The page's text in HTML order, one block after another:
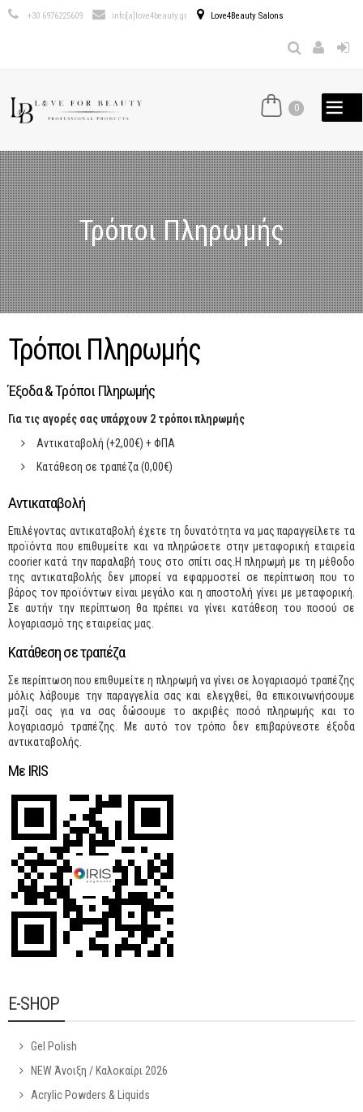
προς το
+30 6976225609 info[a]love4beauty.gr Love4Beauty Salons
0
Τρόποι Πληρωμής
Τρόποι Πληρωμής
Έξοδα & Τρόποι Πληρωμής
Για τις αγορές σας υπάρχουν 2 τρόποι πληρωμής
Αντικαταβολή (+2,00€) + ΦΠΑ
Κατάθεση σε τραπέζα (0,00€)
Αντικαταβολή
Επιλέγοντας αντικαταβολή έχετε τη δυνατότητα να μας παραγγείλετε τα
προϊόντα που επιθυμείτε και να πληρώσετε στην μεταφορική εταιρεία
coorier κατά την παραλαβή τους στο σπίτι σας.Η πληρωμή με τη μέθοδο
της αντικαταβολής δεν μπορεί να εφαρμοστεί σε περίπτωση που το
βάρος τον προϊόντων είναι μεγάλο και η αποστολή γίνει με μεταφορική.
Σε αυτήν την περίπτωση θα πρέπει να γίνει κατάθεση του ποσού σε
λογαριασμό της εταιρείας μας.
Κατάθεση σε τραπέζα
Σε περίπτωση που επιθυμείτε η πληρωμή να γίνει σε λογαριασμό τραπέζης
μόλις λάβουμε την παραγγελία σας και ελεγχθεί, θα επικοινωνήσουμε
μαζί σας για να σας δώσουμε το ακριβές ποσό πληρωμής και το
λογαριασμό τραπέζης. Με αυτό τον τρόπο δεν επιβαρύνεστε έξοδα
αντικαταβολής.
Με IRIS
E-SHOP
Gel Polish
NEW Άνοιξη / Καλοκαίρι 2026
Acrylic Powders & Liquids